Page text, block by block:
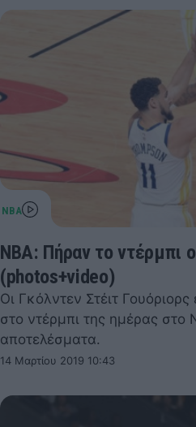
NBA: Πήραν το ντέρμπι
(photos+video)
Οι Γκόλντεν Στέιτ
στο ντέρμπι της ημέρας στο
αποτελέσματα.
14 Μαρτίου 2019 10:43